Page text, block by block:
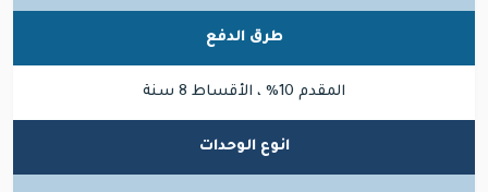
طرق الدفع
المقدم 10% ، الأقساط 8 سنة
انوع الوحدات